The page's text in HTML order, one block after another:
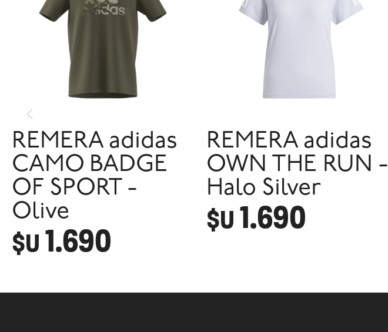
REMERA adidas
CAMO BADGE
OF SPORT -
Olive
$U 1.690
REMERA adidas
OWN THE RUN -
Halo Silver
$U 1.690